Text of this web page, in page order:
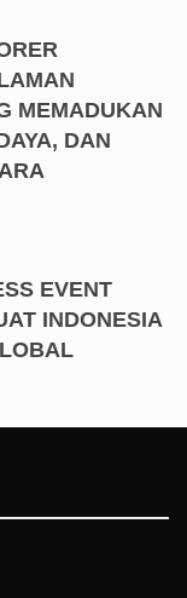
MEMADUKAN
DAN
EVENT
INDONESIA